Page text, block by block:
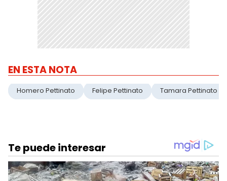
EN ESTA NOTA
Homero Pettinato Felipe Pettinato Tamara Pettinato